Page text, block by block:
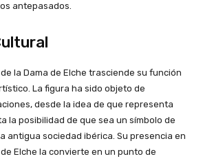
antepasados.
la Dama de Elche trasciende su función
La figura ha sido objeto de
desde la idea de que representa
la posibilidad de que sea un símbolo de
antigua sociedad ibérica. Su presencia en
Elche la convierte en un punto de